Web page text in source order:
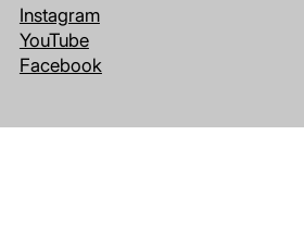
Instagram
YouTube
Facebook